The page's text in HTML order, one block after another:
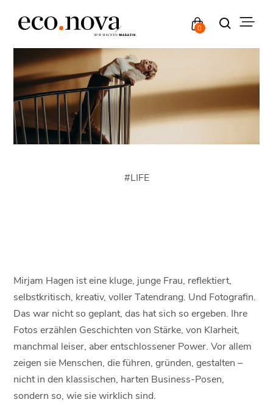
0
#LIFE
Mirjam Hagen ist eine kluge, junge Frau, reflektiert,
selbstkritisch, kreativ, voller Tatendrang. Und Fotografin.
Das war nicht so geplant, das hat sich so ergeben. Ihre
Fotos erzählen Geschichten von Stärke, von Klarheit,
manchmal leiser, aber entschlossener Power. Vor allem
zeigen sie Menschen, die führen, gründen, gestalten –
nicht in den klassischen, harten Business-Posen,
sondern so, wie sie wirklich sind.